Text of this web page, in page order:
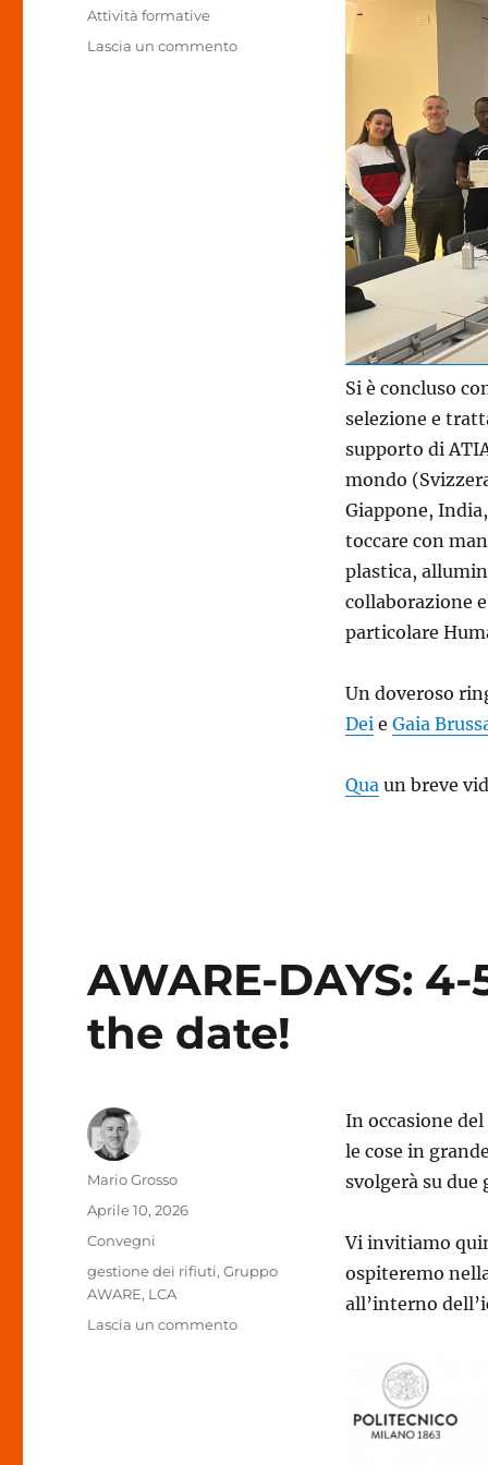
Si è concluso
selezione e
supporto di
mondo
Giappone,
toccare con
plastica,
collaborazione
particolare
Un doveroso
Dei e Gaia
Qua un breve
Categorie
Attività formative
Lascia un commentosu
AWARE-DAYS:
the date!
In occasione
le cose in
svolgerà su due
Vi invitiamo
ospiteremo
all’interno
Autore
Mario Grosso
Pubblicato
Aprile 10, 2026
Categorie
Convegni
Tag
gestione dei rifiuti,Gruppo
AWARE, LCA
Lascia un commentosu